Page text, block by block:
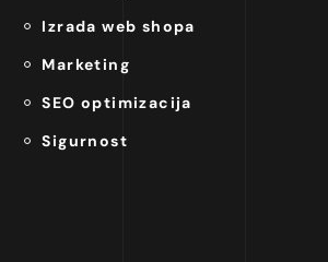
Izrada web shopa
Marketing
SEO optimizacija
Sigurnost